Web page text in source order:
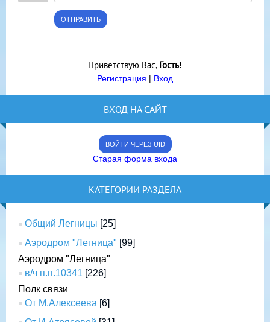
ОТПРАВИТЬ
Приветствую Вас, Гость!
Регистрация | Вход
ВХОД НА САЙТ
ВОЙТИ ЧЕРЕЗ UID
Старая форма входа
КАТЕГОРИИ РАЗДЕЛА
Общий Легницы [25]
Аэродром "Легница" [99]
Аэродром "Легница"
в/ч п.п.10341 [226]
Полк связи
От М.Алексеева [6]